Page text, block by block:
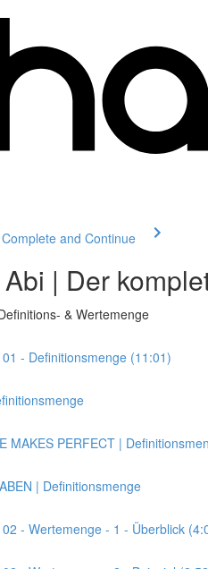
Complete and Continue
| Der
& Wertemenge
- Definitionsmenge (11:01)
MAKES PERFECT |
| Definitionsmenge
- Wertemenge - 1 - Überblick